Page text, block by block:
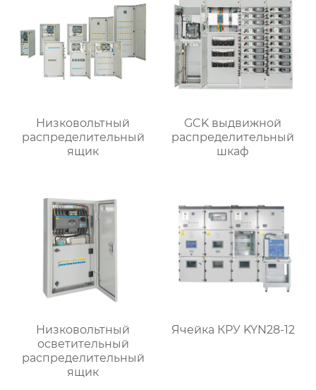
Низковольтный
распределительный
ящик
GCK выдвижной
распределительный
шкаф
Низковольтный
осветительный
распределительный
ящик
Ячейка КРУ KYN28-12